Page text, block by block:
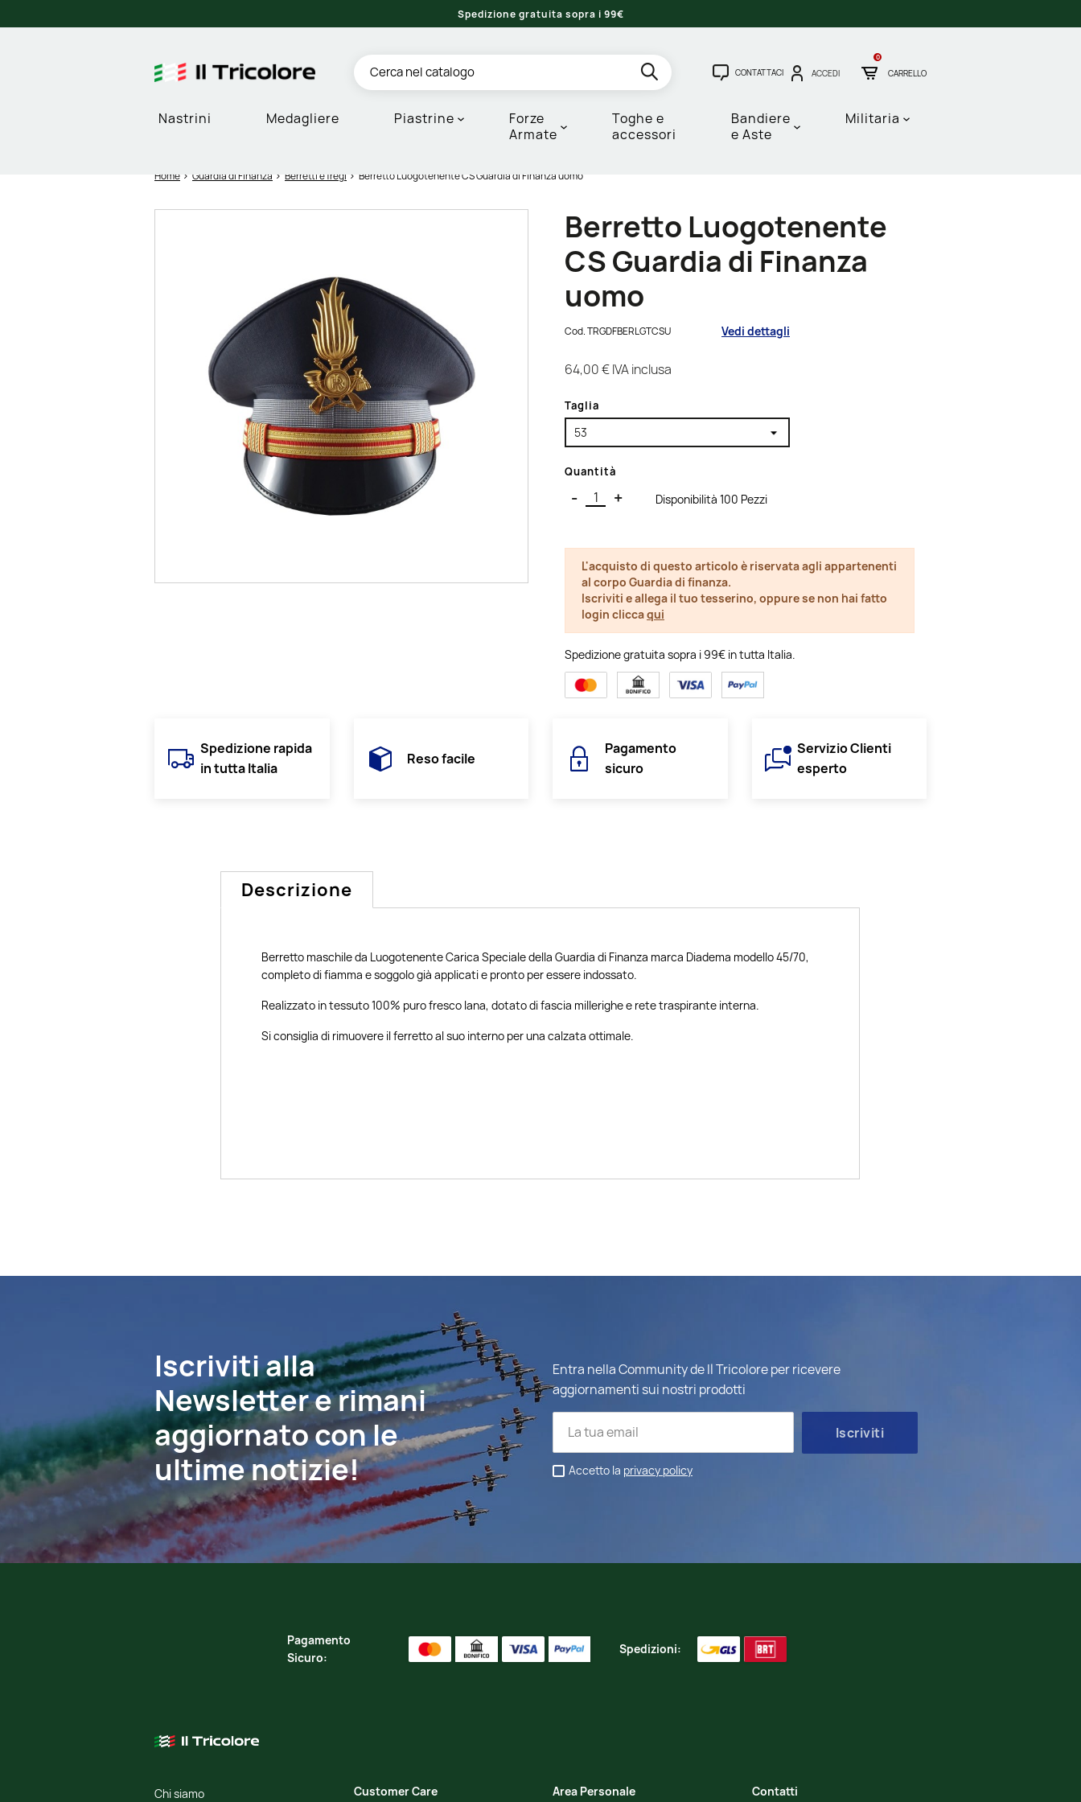
Spedizione gratuita sopra i 99€
CONTATTACI ACCEDI
0
CARRELLO
Nastrini Medagliere Piastrine
Forze
Armate
Toghe e
accessori
Bandiere
e Aste
Militaria
Home Guardia di Finanza Berretti e fregi Berretto Luogotenente CS Guardia di Finanza uomo
Berretto Luogotenente
CS Guardia di Finanza
uomo
Cod.TRGDFBERLGTCSU Vedi dettagli
64,00 €IVA inclusa
Taglia
Quantità
- + Disponibilità 100 Pezzi
L'acquisto di questo articolo è riservata agli appartenenti
al corpo Guardia di finanza.
Iscriviti e allega il tuo tesserino, oppure se non hai fatto
login cliccaqui
Spedizione gratuita sopra i 99€ in tutta Italia.
Spedizione rapida
in tutta Italia
Reso facile
Pagamento
sicuro
Servizio Clienti
esperto
Descrizione
Berretto maschile da Luogotenente Carica Speciale della Guardia di Finanza marca Diadema modello 45/70,
completo di fiamma e soggolo già applicati e pronto per essere indossato.
Realizzato in tessuto 100% puro fresco lana, dotato di fascia millerighe e rete traspirante interna.
Si consiglia di rimuovere il ferretto al suo interno per una calzata ottimale.
Iscriviti alla
Newsletter e rimani
aggiornato con le
ultime notizie!
Entra nella Community de Il Tricolore per ricevere
aggiornamenti sui nostri prodotti
Accetto la privacy policy
Pagamento
Sicuro:
Spedizioni:
Chi siamo Customer Care Area Personale Contatti